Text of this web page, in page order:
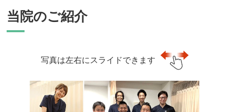
当院のご紹介
写真は左右にスライドできます